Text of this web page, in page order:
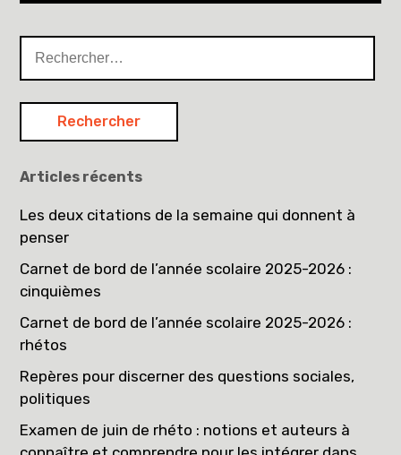
Articles récents
Les deux citations de la semaine qui donnent à
penser
Carnet de bord de l’année scolaire 2025-2026 :
cinquièmes
Carnet de bord de l’année scolaire 2025-2026 :
rhétos
Repères pour discerner des questions sociales,
politiques
Examen de juin de rhéto : notions et auteurs à